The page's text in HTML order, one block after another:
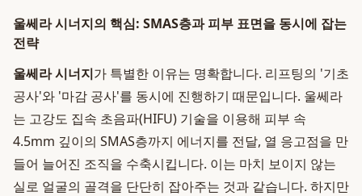
울쎄라 시너지의 핵심: SMAS층과 피부 표면을 동시에 잡는
전략
울쎄라 시너지가 특별한 이유는 명확합니다. 리프팅의 '기초
공사'와 '마감 공사'를 동시에 진행하기 때문입니다. 울쎄라
는 고강도 집속 초음파(HIFU) 기술을 이용해 피부 속
4.5mm 깊이의 SMAS층까지 에너지를 전달, 열 응고점을 만
들어 늘어진 조직을 수축시킵니다. 이는 마치 보이지 않는
실로 얼굴의 골격을 단단히 잡아주는 것과 같습니다. 하지만